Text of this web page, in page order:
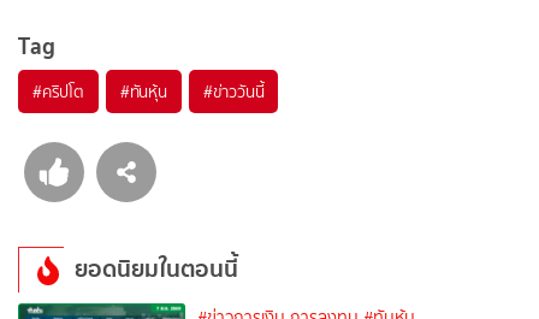
Tag
#คริปโต #ทันหุ้น #ข่าววันนี้
ยอดนิยมในตอนนี้